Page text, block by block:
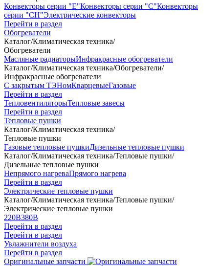
Конвекторы серии "Е"Конвекторы серии "С"Конвекторы
серии "СН"Электрические конвекторы
Перейти в раздел
Обогреватели
Каталог/Климатическая техника/
Обогреватели
Масляные радиаторыИнфракрасные обогреватели
Каталог/Климатическая техника/Обогреватели/
Инфракрасные обогреватели
С закрытым ТЭНомКварцевыеГазовые
Перейти в раздел
ТепловентиляторыТепловые завесы
Перейти в раздел
Тепловые пушки
Каталог/Климатическая техника/
Тепловые пушки
Газовые тепловые пушкиДизельные тепловые пушки
Каталог/Климатическая техника/Тепловые пушки/
Дизельные тепловые пушки
Непрямого нагреваПрямого нагрева
Перейти в раздел
Электрические тепловые пушки
Каталог/Климатическая техника/Тепловые пушки/
Электрические тепловые пушки
220В380В
Перейти в раздел
Перейти в раздел
Увлажнители воздуха
Перейти в раздел
Оригинальные запчасти